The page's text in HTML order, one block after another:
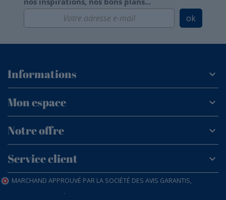
ok
Informations
Mon espace
Notre offre
Service client
MARCHAND APPROUVÉ PAR LA SOCIÉTÉ DES AVIS GARANTIS,
.